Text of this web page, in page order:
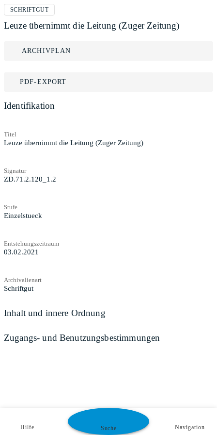
SCHRIFTGUT
Leuze übernimmt die Leitung (Zuger Zeitung)
ARCHIVPLAN
PDF-EXPORT
Identifikation
Titel
Leuze übernimmt die Leitung (Zuger Zeitung)
Signatur
ZD.71.2.120_1.2
Stufe
Einzelstueck
Entstehungszeitraum
03.02.2021
Archivalienart
Schriftgut
Inhalt und innere Ordnung
Zugangs- und Benutzungsbestimmungen
Hilfe Suche Navigation